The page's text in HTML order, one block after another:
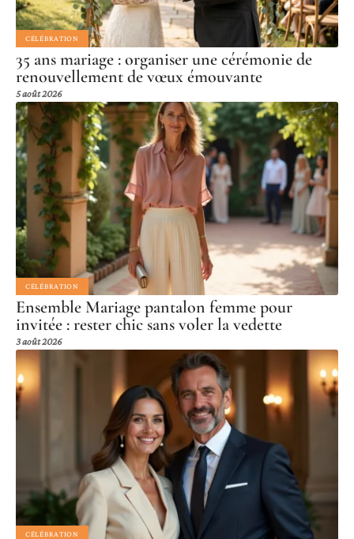
CÉLÉBRATION
35 ans mariage : organiser une cérémonie de
renouvellement de vœux émouvante
5 août 2026
CÉLÉBRATION
Ensemble Mariage pantalon femme pour
invitée : rester chic sans voler la vedette
3 août 2026
CÉLÉBRATION